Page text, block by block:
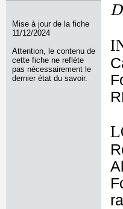
Mise à jour de la fiche
11/12/2024
Attention, le contenu de
cette fiche ne reflète
pas nécessairement le
dernier état du savoir.